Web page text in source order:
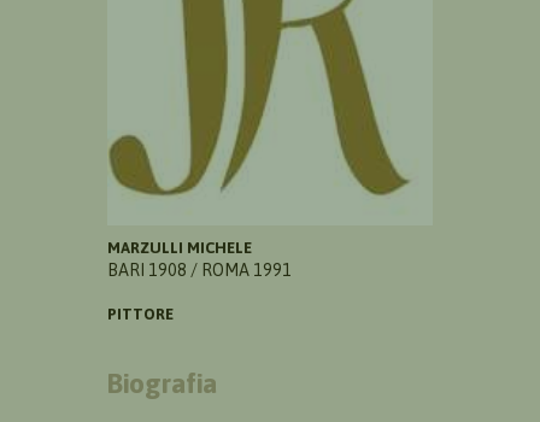
MARZULLI MICHELE
BARI 1908 / ROMA 1991
PITTORE
Biografia